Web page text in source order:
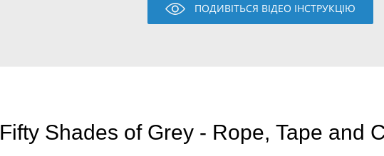
ПОДИВІТЬСЯ ВІДЕО ІНСТРУКЦІЮ
Fifty Shades of Grey - Rope, Tape and